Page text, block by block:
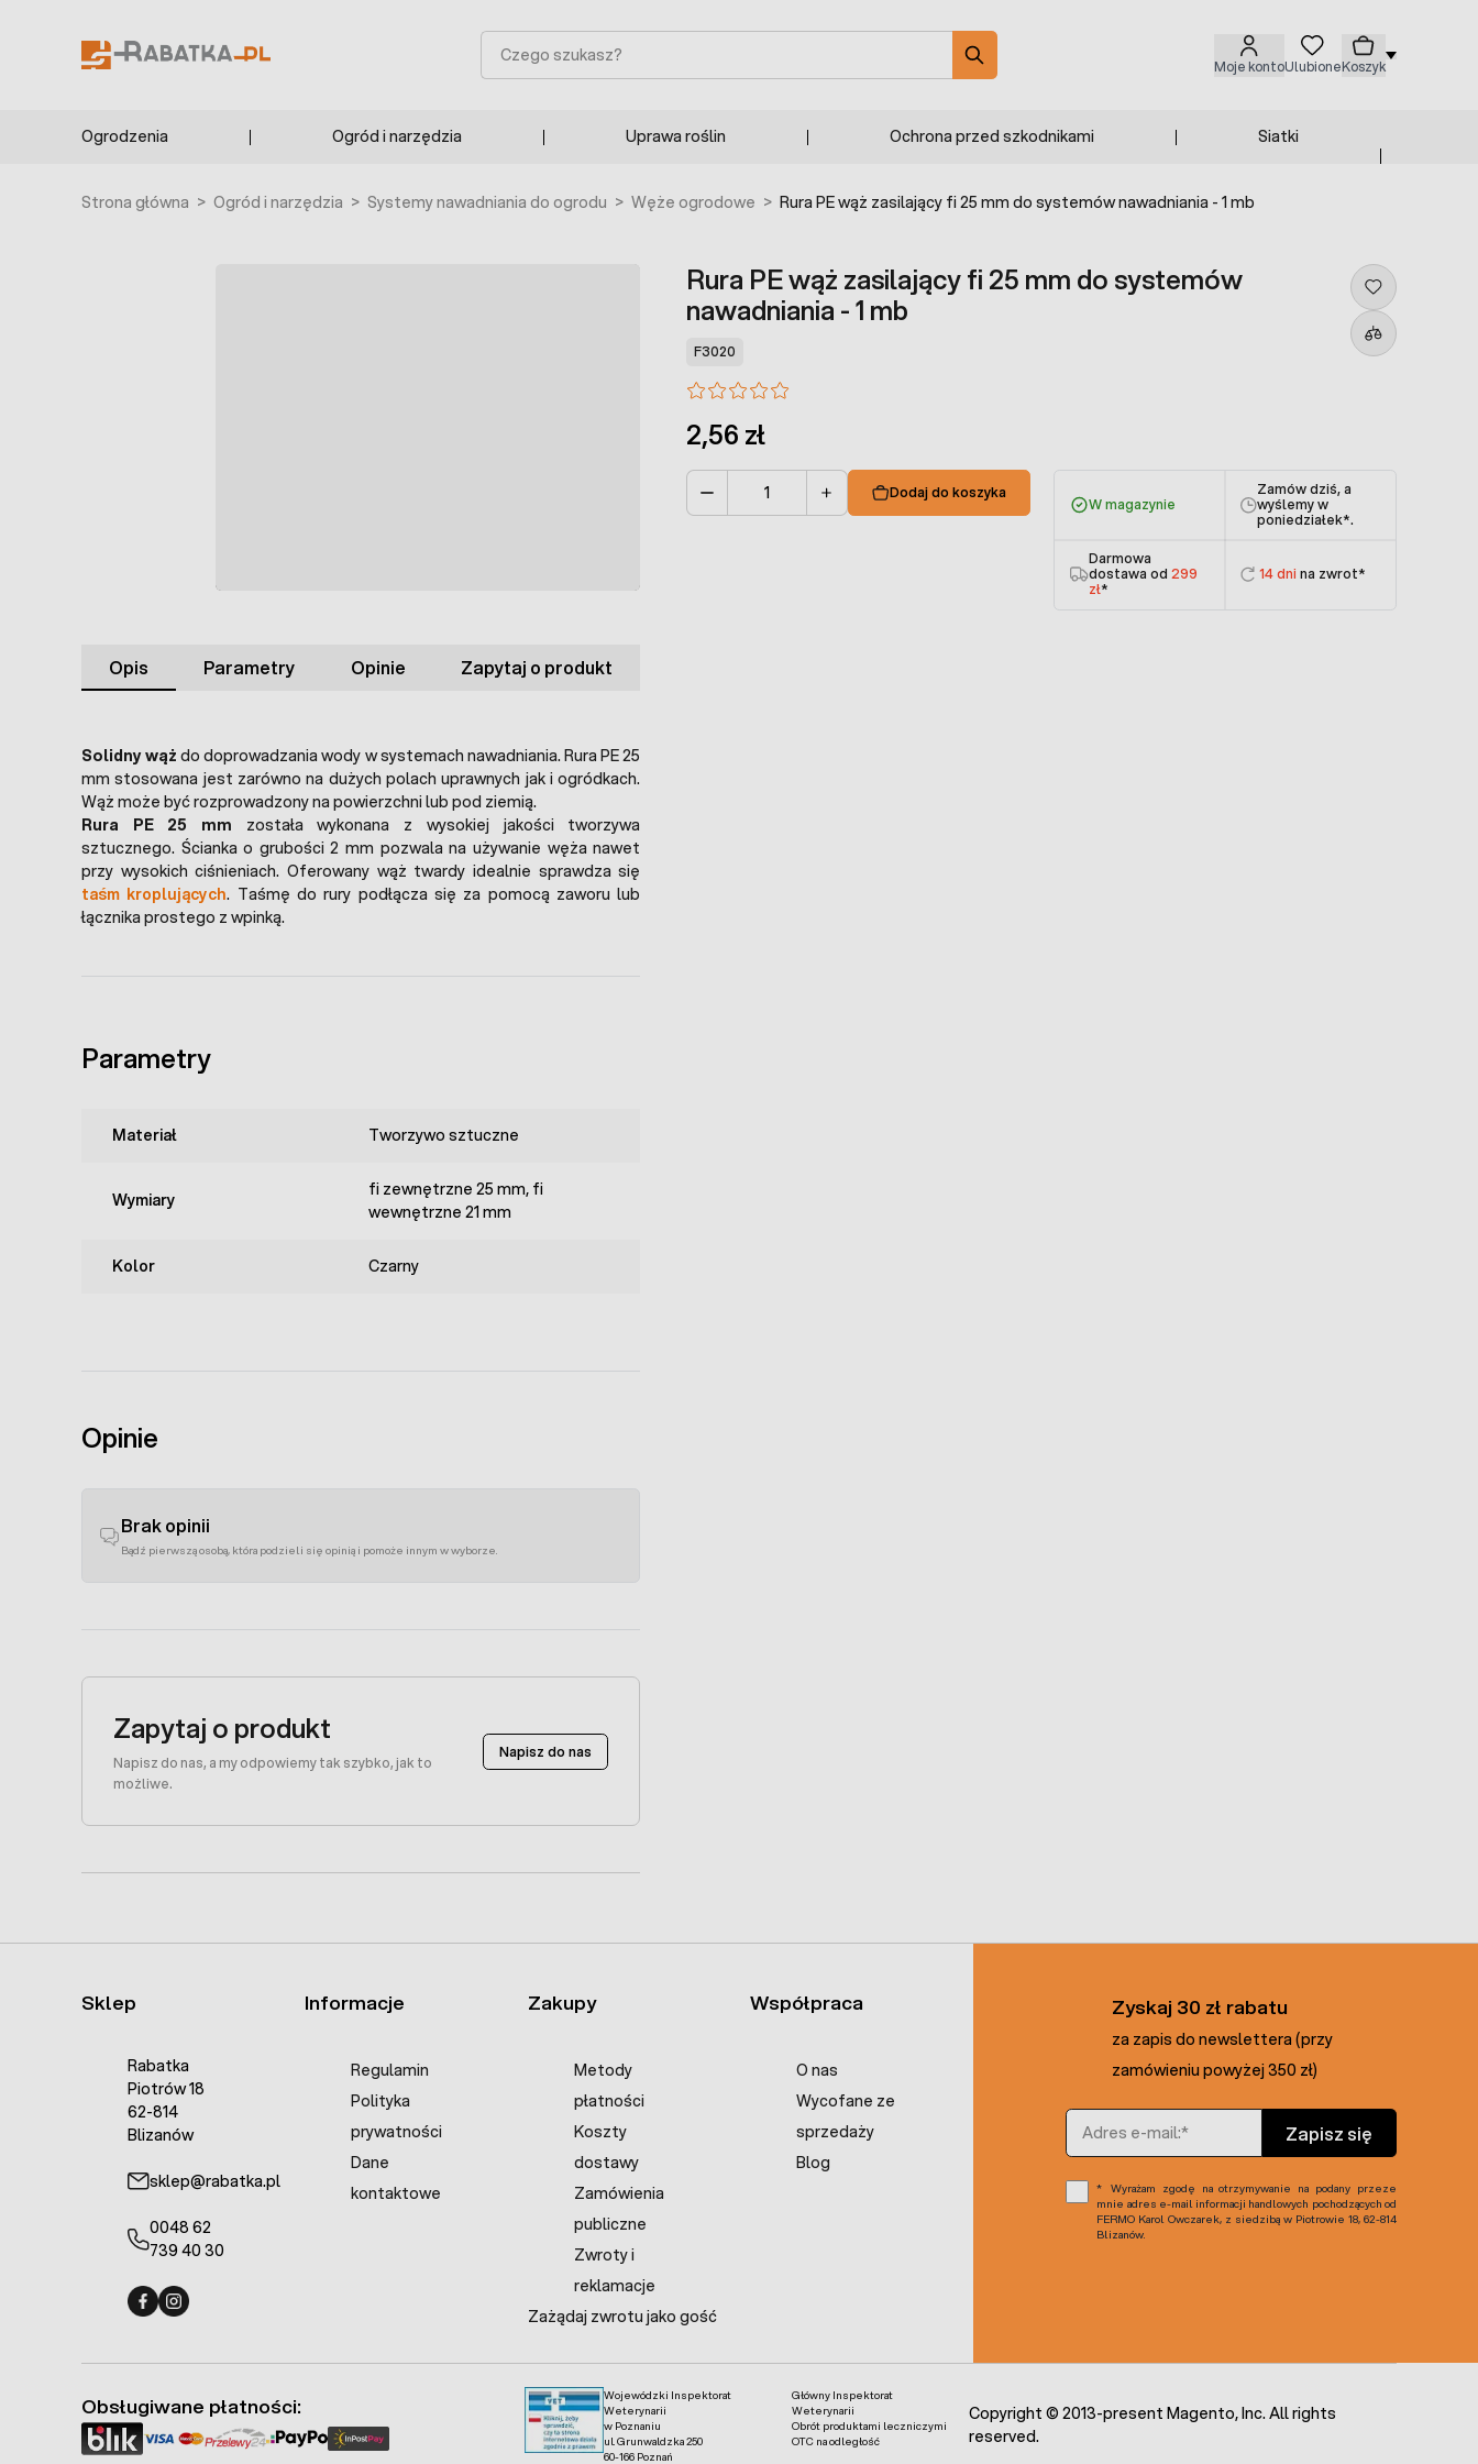
Moje kontoUlubioneKoszyk
Szukaj
Ogrodzenia Ogród i narzędzia Uprawa roślin Ochrona przed szkodnikami Siatki
Strona główna > Ogród i narzędzia > Systemy nawadniania do ogrodu > Węże ogrodowe > Rura PE wąż zasilający fi 25 mm do systemów nawadniania - 1 mb
Rura PE wąż zasilający fi 25 mm do systemów
nawadniania - 1 mb
F3020
2,56 zł
Dodaj do koszyka
W magazynie
Zamów dziś, a
wyślemy w
poniedziałek*.
Darmowa
dostawa od 299
zł*
14 dni na zwrot*
Opis Parametry Opinie Zapytaj o produkt
Solidny wąż do doprowadzania wody w systemach nawadniania. Rura PE 25
mm stosowana jest zarówno na dużych polach uprawnych jak i ogródkach.
Wąż może być rozprowadzony na powierzchni lub pod ziemią.
Rura PE 25 mm została wykonana z wysokiej jakości tworzywa
sztucznego. Ścianka o grubości 2 mm pozwala na używanie węża nawet
przy wysokich ciśnieniach. Oferowany wąż twardy idealnie sprawdza się
taśm kroplujących. Taśmę do rury podłącza się za pomocą zaworu lub
łącznika prostego z wpinką.
Parametry
Materiał Tworzywo sztuczne
Wymiary
fi zewnętrzne 25 mm, fi
wewnętrzne 21 mm
Kolor Czarny
Opinie
Brak opinii
Bądź pierwszą osobą, która podzieli się opinią i pomoże innym w wyborze.
Zapytaj o produkt
Napisz do nas, a my odpowiemy tak szybko, jak to
możliwe.
Napisz do nas
Sklep
Rabatka
Piotrów 18
62-814
Blizanów
sklep@rabatka.pl
0048 62
739 40 30
Informacje
Regulamin
Polityka
prywatności
Dane
kontaktowe
Zakupy
Metody
płatności
Koszty
dostawy
Zamówienia
publiczne
Zwroty i
reklamacje
Zażądaj zwrotu jako gość
Współpraca
O nas
Wycofane ze
sprzedaży
Blog
Zyskaj 30 zł rabatu
za zapis do newslettera (przy
zamówieniu powyżej 350 zł)
Adres e-mail
Zapisz się
Wyrażam zgodę na otrzymywanie na podany przeze
mnie adres e-mail informacji handlowych pochodzących od
FERMO Karol Owczarek, z siedzibą w Piotrowie 18, 62-814
Blizanów.
Wojewódzki Inspektorat
Weterynarii
w Poznaniu
ul. Grunwaldzka 250
60-166 Poznań
Główny Inspektorat
Weterynarii
Obrót produktami leczniczymi
OTC na odległość
Obsługiwane płatności:
Copyright © 2013-present Magento, Inc. All rights
reserved.